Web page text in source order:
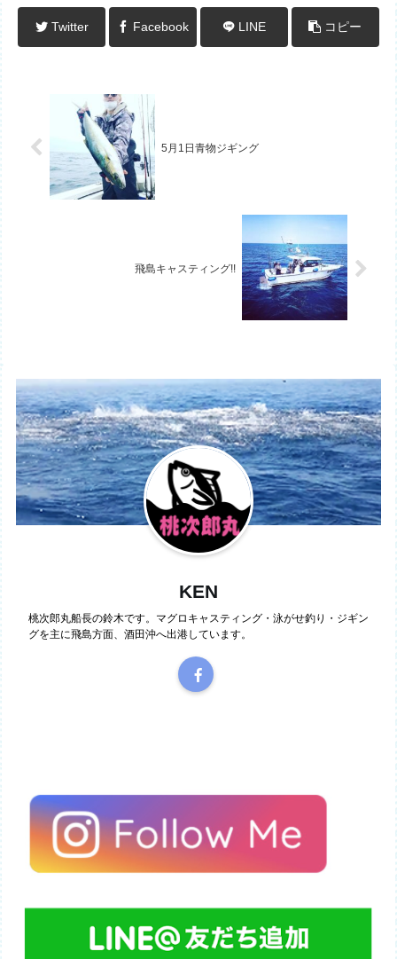
Twitter Facebook LINE コピー
5月1日青物ジギング
飛島キャスティング!!
KEN
桃次郎丸船長の鈴木です。マグロキャスティング・泳がせ釣り・ジギン
グを主に飛島方面、酒田沖へ出港しています。